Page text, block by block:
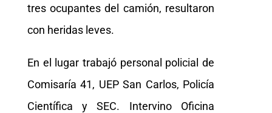
tres ocupantes del camión, resultaron
con heridas leves.
En el lugar trabajó personal policial de
Comisaría 41, UEP San Carlos, Policía
Científica y SEC. Intervino Oficina